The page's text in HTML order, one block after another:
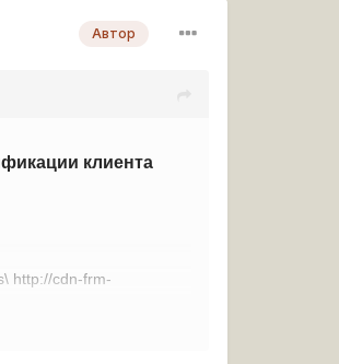
Автор
клиента
http://cdn-frm-